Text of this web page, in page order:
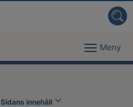
Meny
Sidans innehåll